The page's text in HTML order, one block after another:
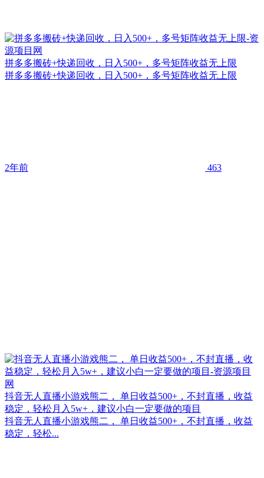
拼多多搬砖+快递回收，日入500+，多号矩阵收益无上限
拼多多搬砖+快递回收，日入500+，多号矩阵收益无上限
2年前 463
抖音无人直播小游戏熊二， 单日收益500+，不封直播，收益
稳定，轻松月入5w+，建议小白一定要做的项目
抖音无人直播小游戏熊二， 单日收益500+，不封直播，收益
稳定，轻松...